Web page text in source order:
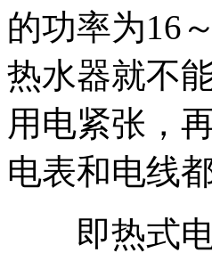
的功率为16
热水器就不
用电紧张，
电表和电线
即热式电